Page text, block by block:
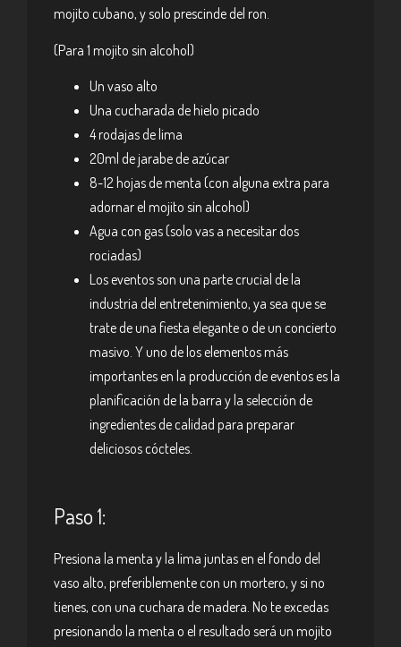
mojito cubano, y solo prescinde del ron.
(Para 1 mojito sin alcohol)
Un vaso alto
Una cucharada de hielo picado
4 rodajas de lima
20ml de jarabe de azúcar
8-12 hojas de menta (con alguna extra para
adornar el mojito sin alcohol)
Agua con gas (solo vas a necesitar dos
rociadas)
Los eventos son una parte crucial de la
industria del entretenimiento, ya sea que se
trate de una fiesta elegante o de un concierto
masivo. Y uno de los elementos más
importantes en la producción de eventos es la
planificación de la barra y la selección de
ingredientes de calidad para preparar
deliciosos cócteles.
Paso 1:
Presiona la menta y la lima juntas en el fondo del
vaso alto, preferiblemente con un mortero, y si no
tienes, con una cuchara de madera. No te excedas
presionando la menta o el resultado será un mojito